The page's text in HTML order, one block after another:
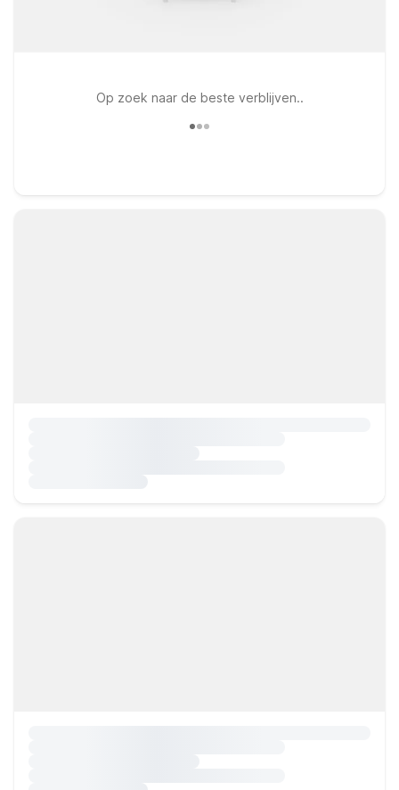
Op zoek naar de beste verblijven..